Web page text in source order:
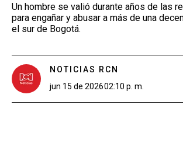
Un hombre se valió durante años de las
para engañar y abusar a más de una
el sur de Bogotá.
NOTICIAS RCN
jun 15 de 202602:10 p. m.